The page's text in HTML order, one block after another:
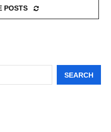
POSTS
SEARCH